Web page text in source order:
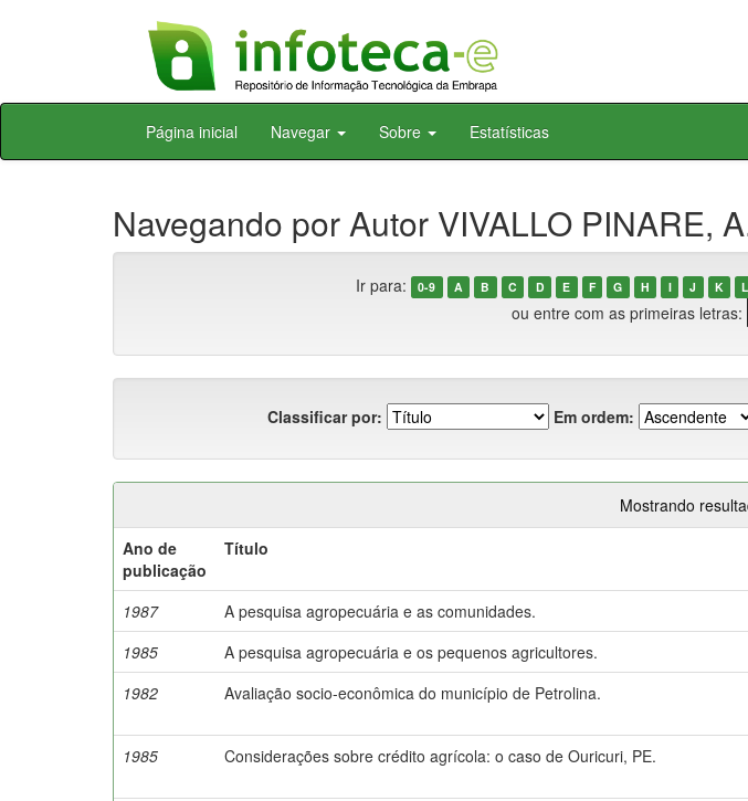
Skip
Página inicial Navegar Sobre Estatísticas
Navegando por Autor VIVALLO PINARE,
Ir para: 0-9 A B C D E F G H I J K L
ou entre com as primeiras letras:
Classificar por: Em ordem:
Mostrando
Ano de
publicação
Título
1987 A pesquisa agropecuária e as comunidades.
1985
A pesquisa agropecuária e os pequenos agricultores.
1982
Avaliação socio-econômica do município de Petrolina.
1985
Considerações sobre crédito agrícola: o caso de Ouricuri, PE.